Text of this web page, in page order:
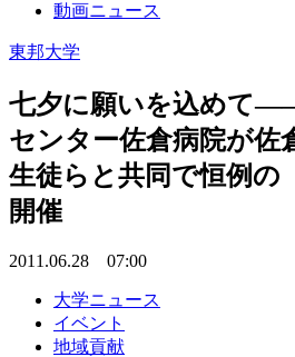
動画ニュース
東邦大学
七夕に願いを込めて
センター佐倉病院が佐
生徒らと共同で恒例の
開催
2011.06.28 07:00
大学ニュース
イベント
地域貢献